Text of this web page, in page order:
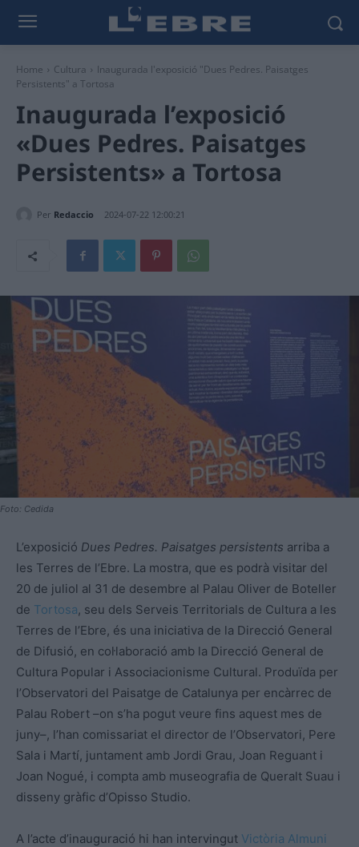
Home Cultura
Inaugurada l'exposició "Dues Pedres. Paisatges
Persistents" a Tortosa
Inaugurada l’exposició
«Dues Pedres. Paisatges
Persistents» a Tortosa
Per Redaccio 2024-07-22 12:00:21
Foto: Cedida
L’exposició Dues Pedres. Paisatges persistents arriba a
les Terres de l’Ebre. La mostra, que es podrà visitar del
20 de juliol al 31 de desembre al Palau Oliver de Boteller
de Tortosa, seu dels Serveis Territorials de Cultura a les
Terres de l’Ebre, és una iniciativa de la Direcció General
de Difusió, en col·laboració amb la Direcció General de
Cultura Popular i Associacionisme Cultural. Produïda per
l’Observatori del Paisatge de Catalunya per encàrrec de
Palau Robert –on s’ha pogut veure fins aquest mes de
juny–, l’han comissariat el director de l’Observatori, Pere
Sala i Martí, juntament amb Jordi Grau, Joan Reguant i
Joan Nogué, i compta amb museografia de Queralt Suau i
disseny gràfic d’Opisso Studio.
A l’acte d’inauguració hi han intervingut Victòria Almuni